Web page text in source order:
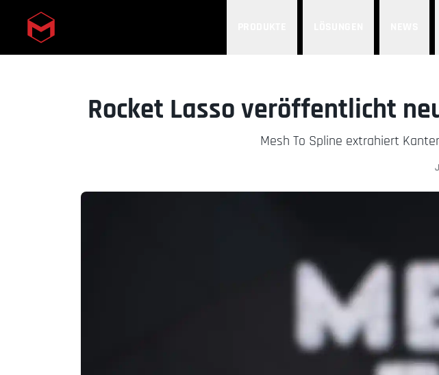
Skip to main content
Rocket Lasso veröffentlicht
Mesh To Spline extrahiert